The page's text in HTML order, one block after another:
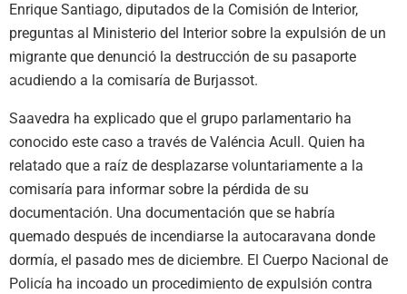
Enrique Santiago, diputados de la Comisión de Interior,
preguntas al Ministerio del Interior sobre la expulsión de un
migrante que denunció la destrucción de su pasaporte
acudiendo a la comisaría de Burjassot.
Saavedra ha explicado que el grupo parlamentario ha
conocido este caso a través de Valéncia Acull. Quien ha
relatado que a raíz de desplazarse voluntariamente a la
comisaría para informar sobre la pérdida de su
documentación. Una documentación que se habría
quemado después de incendiarse la autocaravana donde
dormía, el pasado mes de diciembre. El Cuerpo Nacional de
Policía ha incoado un procedimiento de expulsión contra